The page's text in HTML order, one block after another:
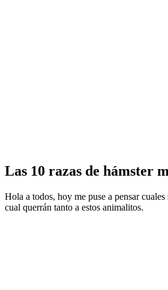
Las 10 razas de hámster
Hola a todos, hoy me puse a pensar
cual querrán tanto a estos animalitos.